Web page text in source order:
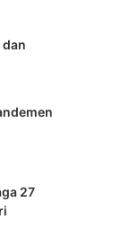
dan
27